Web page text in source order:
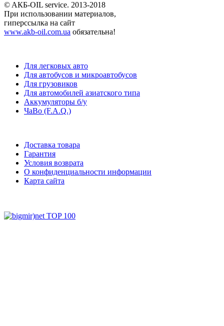
© AКБ-OIL service. 2013-2018
При использовании материалов,
гиперссылка на сайт
www.akb-oil.com.ua обязательна!
Для легковых авто
Для автобусов и микроавтобусов
Для грузовиков
Для автомобилей азиатского типа
Аккумуляторы б/у
ЧаВо (F.A.Q.)
Доставка товара
Гарантия
Условия возврата
О конфиденциальности информации
Карта сайта